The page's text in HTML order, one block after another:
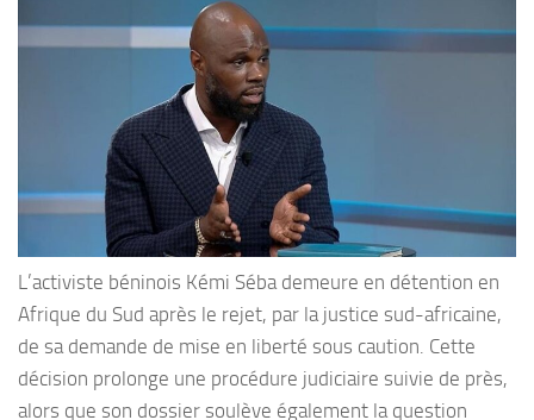
L’activiste béninois Kémi Séba demeure en détention en
Afrique du Sud après le rejet, par la justice sud-africaine,
de sa demande de mise en liberté sous caution. Cette
décision prolonge une procédure judiciaire suivie de près,
alors que son dossier soulève également la question